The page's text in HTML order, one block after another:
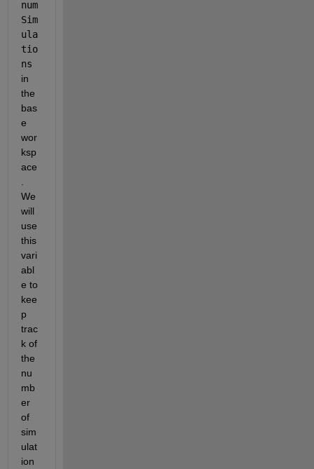
num
Sim
ula
tio
ns
in
the
bas
e
wor
ksp
ace
We
will
use
this
vari
abl
e to
kee
p
trac
k of
the
nu
mb
er
of
sim
ulat
ion